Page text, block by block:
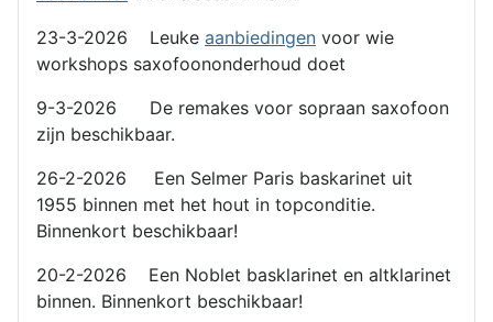
23-3-2026 Leuke aanbiedingen voor wie
workshops saxofoononderhoud doet
9-3-2026 De remakes voor sopraan saxofoon
zijn beschikbaar.
26-2-2026 Een Selmer Paris baskarinet uit
1955 binnen met het hout in topconditie.
Binnenkort beschikbaar!
20-2-2026 Een Noblet basklarinet en altklarinet
binnen. Binnenkort beschikbaar!